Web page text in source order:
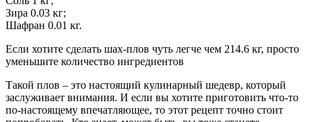
Зира 0.03 кг;
Шафран 0.01 кг.
Если хотите сделать шах-плов чуть легче чем 214.6 кг, просто
уменьшите количество ингредиентов
Такой плов – это настоящий кулинарный шедевр, который
заслуживает внимания. И если вы хотите приготовить что-то
по-настоящему впечатляющее, то этот рецепт точно стоит